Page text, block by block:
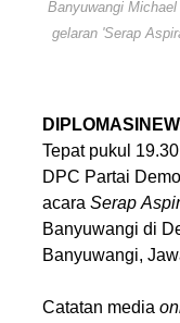
Banyuwangi
gelaran 'Serap
Tepat pukul
DPC Partai
acara Serap
Banyuwangi di
Banyuwangi,
Catatan media